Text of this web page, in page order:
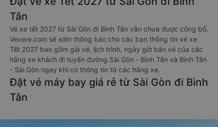
Tân
Vé xe tết 2027 từ Sài Gòn đi Bình Tân vẫn chưa được công bố.
Vexere.com sẽ sớm thông báo cho các bạn thông tin vé xe
Tết 2027 bao gồm giá vé, lịch trình, ngày giờ bán vé của các
hãng xe khách đi tuyến đường Sài Gòn - Bình Tân và Bình Tân
- Sài Gòn ngay khi có thông tin từ các hãng xe.
Đặt vé máy bay giá rẻ từ Sài Gòn đi Bình
Tân